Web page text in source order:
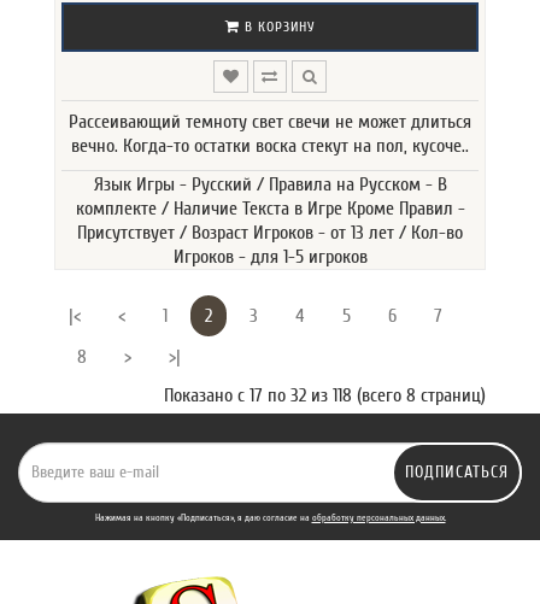
В КОРЗИНУ
Рассеивающий темноту свет свечи не может длиться
вечно. Когда-то остатки воска стекут на пол, кусоче..
Язык Игры - Русский / Правила на Русском - В
комплекте / Наличие Текста в Игре Кроме Правил -
Присутствует / Возраст Игроков - от 13 лет / Кол-во
Игроков - для 1-5 игроков
|< < 1 2 3 4 5 6
7
8
>
>|
Показано с 17 по 32 из 118 (всего 8 страниц)
ПОДПИСАТЬСЯ
Нажимая на кнопку «Подписаться», я даю cогласие на обработку персональных данных.